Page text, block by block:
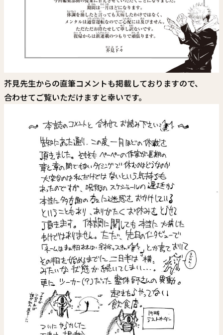
芥見先生からの直筆コメントも掲載しておりますので、
合わせてご覧いただけますと幸いです。